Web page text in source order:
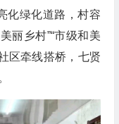
化绿化道路，村容
丽乡村”“市级和美
区牵线搭桥，七贤